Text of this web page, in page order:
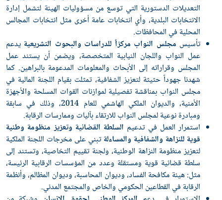
التعديلات الدستورية التي توسع من مسؤوليات الهيئة لتشمل إدارة
الانتخابات البلدية، وأي انتخابات عامة أخرى مثل انتخابات المجالس
المحلية في المحافظات.
تأسيس مجلس النواب مركزاً للدراسات والبحوث التشريعية يدعم
عمل النواب واللجان النيابية المتخصصة، ويضمن أن يستند عمل
المجلس وقراراته إلى الأبحاث والمعلومات المدعومة بالبراهين. كما
شهدنا جهوداً حثيثة لتعزيز الشفافية، تمثلت بقيام اللجنة المالية في
مجلس النواب بمناقشة تفصيلية لموازنات القوات المسلحة والأجهزة
الأمنية، والديوان الملكي الهاشمي للعام 2014، وذلك في سابقة
ومبادرة نوعية لمجلس النواب للارتقاء بآليات وممارسات الرقابة.
استمرار العمل في تدعيم السلطة القضائية وتعزيز منظومة وطنية
قوية للنزاهة والشفافية والمساءلةتبني على مخرجات اللجنة الملكية
لتعزيز منظومة النزاهة الوطنية، ولجنة تقييم التخاصية، وتستند إلى
سلطة قضائية قوية ومستقلة وعدد من المؤسسات الرقابية الرئيسة،
مثل: هيئة مكافحة الفساد، وديوان المحاسبة، وديوان المظالم، وأنظمة
الرقابة في القطاعين الحكومي والخاص والمجتمع المدني.